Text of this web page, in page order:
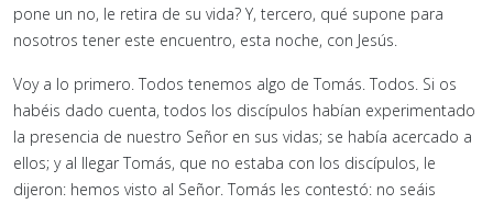
pone un no, le retira de su vida? Y, tercero, qué supone para
nosotros tener este encuentro, esta noche, con Jesús.
Voy a lo primero. Todos tenemos algo de Tomás. Todos. Si os
habéis dado cuenta, todos los discípulos habían experimentado
la presencia de nuestro Señor en sus vidas; se había acercado a
ellos; y al llegar Tomás, que no estaba con los discípulos, le
dijeron: hemos visto al Señor. Tomás les contestó: no seáis